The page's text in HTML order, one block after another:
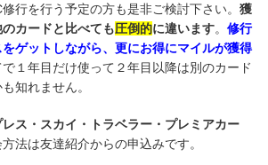
行を行う予定の方も是非ご検討下さい。 獲
カードと比べても圧倒的に違います。 修行
ゲットしながら、更にお得にマイルが獲得
１年目だけ使って２年目以降は別のカード
知れません。
ス・スカイ・トラベラー・プレミアカー
法は友達紹介からの申込みです。